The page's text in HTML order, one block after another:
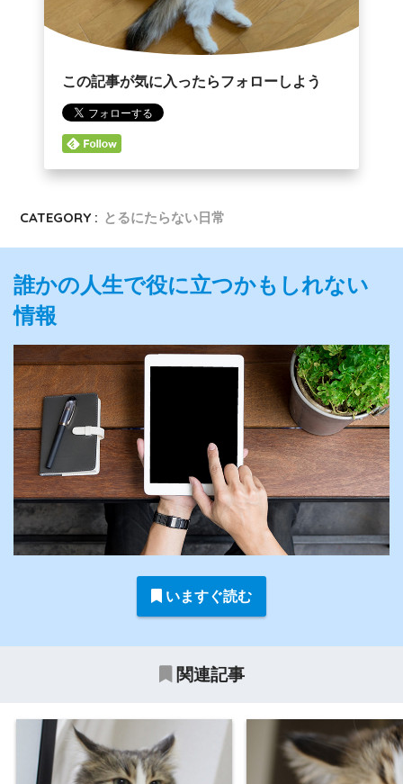
この記事が気に入ったらフォローしよう
CATEGORY : とるにたらない日常
誰かの人生で役に立つかもしれない
情報
いますぐ読む
関連記事